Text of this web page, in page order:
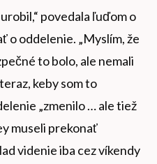
povedala ľuďom o
o oddelenie. „Myslím, že
to bolo, ale nemali
keby som to
„zmenilo … ale tiež
museli prekonať
videnie iba cez víkendy